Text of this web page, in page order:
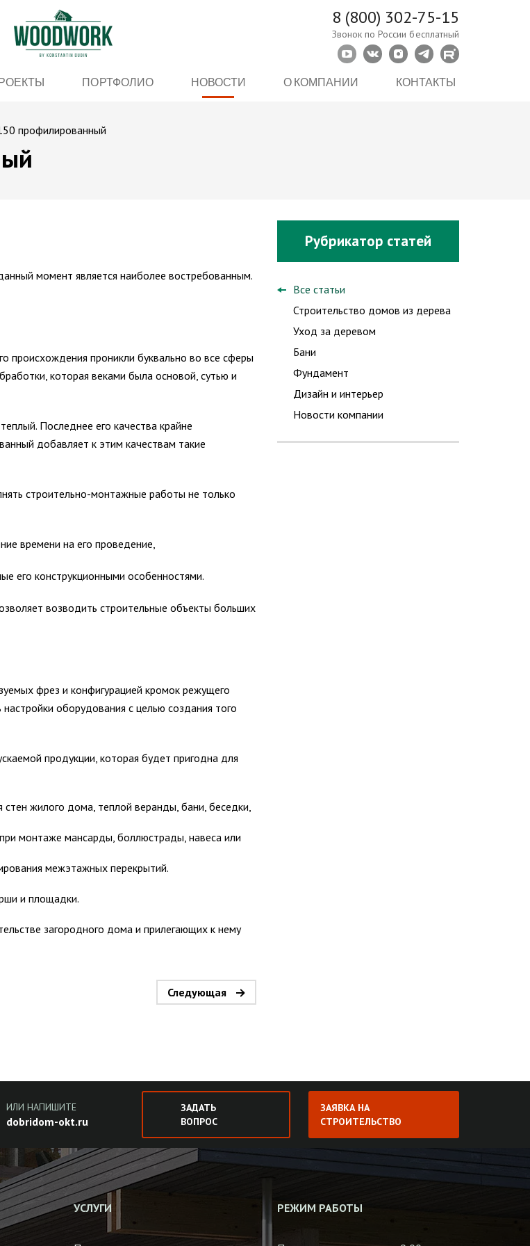
8 (800) 302-75-15
Звонок по России бесплатный
ПОРТФОЛИО НОВОСТИ О КОМПАНИИ КОНТАКТЫ
профилированный
момент является наиболее востребованным.
происхождения проникли буквально во все сферы
которая веками была основой, сутью и
Последнее его качества крайне
добавляет к этим качествам такие
строительно-монтажные работы не только
времени на его проведение,
его конструкционными особенностями.
возводить строительные объекты больших
фрез и конфигурацией кромок режущего
оборудования с целью создания того
продукции, которая будет пригодна для
жилого дома, теплой веранды, бани, беседки,
монтаже мансарды, боллюстрады, навеса или
межэтажных перекрытий.
и площадки.
загородного дома и прилегающих к нему
Следующая
Рубрикатор статей
Все статьи
Строительство домов из дерева
Уход за деревом
Бани
Фундамент
Дизайн и интерьер
Новости компании
ИЛИ НАПИШИТЕ
dobridom-okt.ru
ЗАДАТЬ
ВОПРОС
ЗАЯВКА НА
СТРОИТЕЛЬСТВО
УСЛУГИ РЕЖИМ РАБОТЫ